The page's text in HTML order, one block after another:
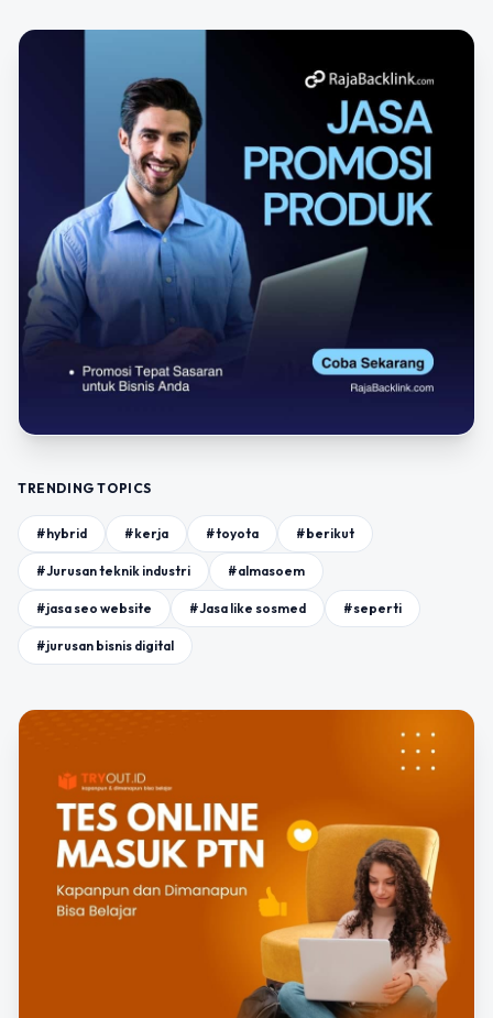
TRENDING TOPICS
#hybrid #kerja #toyota #berikut
#Jurusan teknik industri #almasoem
#jasa seo website #Jasa like sosmed #seperti
#jurusan bisnis digital